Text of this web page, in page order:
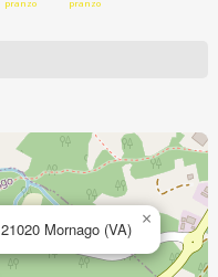
pranzo
pranzo
Mornago (VA) ×